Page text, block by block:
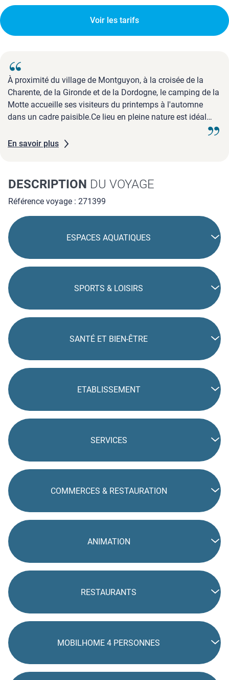
Voir les tarifs
À proximité du village de Montguyon, à la croisée de la
Charente, de la Gironde et de la Dordogne, le camping de la
Motte accueille ses visiteurs du printemps à l'automne
dans un cadre paisible.Ce lieu en pleine nature est idéal
pour se ressourcer et partir à la découverte des nombreux
sentiers de randonnée alentour. Il constitue également un
wifi est à disposition pour se restaurer et rester connecté en
toute simplicité.
En savoir plus
DESCRIPTION DU VOYAGE
Référence voyage : 271399
ESPACES AQUATIQUES
SPORTS & LOISIRS
SANTÉ ET BIEN-ÊTRE
ETABLISSEMENT
SERVICES
COMMERCES & RESTAURATION
ANIMATION
RESTAURANTS
MOBILHOME 4 PERSONNES